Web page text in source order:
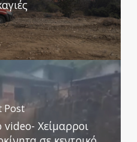
Post
video- Χείμαρροι